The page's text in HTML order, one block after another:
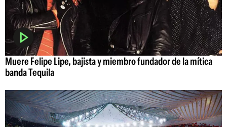
Muere Felipe Lipe, bajista y miembro fundador de la mítica
banda Tequila